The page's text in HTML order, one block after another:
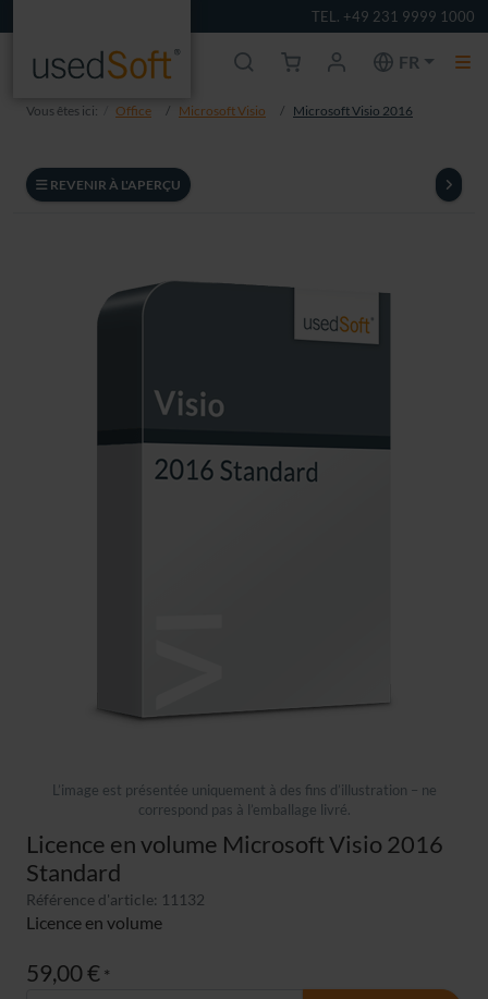
TEL. +49 231 9999 1000
FR
Vous êtes ici: Office Microsoft Visio Microsoft Visio 2016
REVENIR À L'APERÇU
L’image est présentée uniquement à des fins d’illustration – ne
correspond pas à l’emballage livré.
Licence en volume Microsoft Visio 2016
Standard
Référence d'article: 11132
Licence en volume
59,00 € *